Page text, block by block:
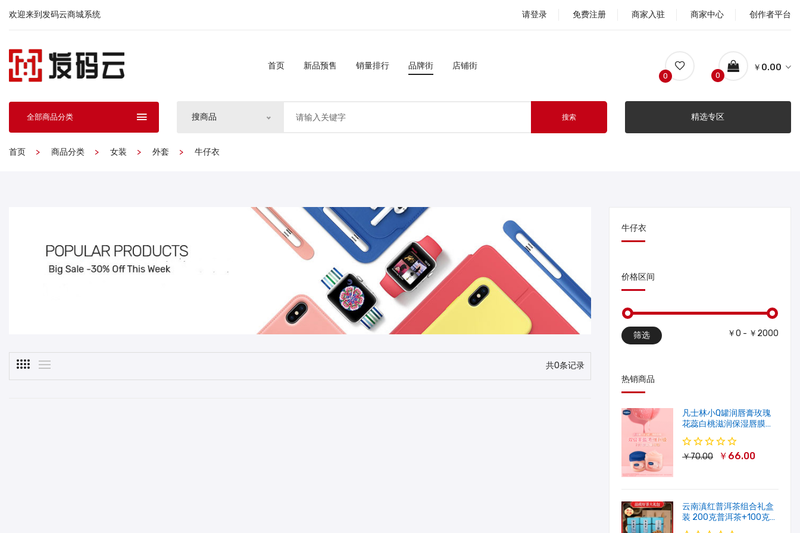
欢迎来到发码云商城系统 请登录 免费注册 商家入驻 商家中心 创作者平台
首页 新品预售 销量排行 品牌街 店铺街
0
￥0.00
0
全部商品分类 搜商品 搜索 精选专区
首页 商品分类 女装 外套 牛仔衣
共0条记录
牛仔衣
价格区间
筛选 ￥0 - ￥2000
热销商品
凡士林小Q罐润唇膏玫瑰
花蕊白桃滋润保湿唇膜软
化角质修护淡唇纹
￥70.00 ￥66.00
云南滇红普洱茶组合礼盒
装 200克普洱茶+100克滇
红茶